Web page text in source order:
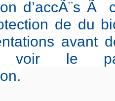
d’accÃ¨s Ã
de du
avant
voir le